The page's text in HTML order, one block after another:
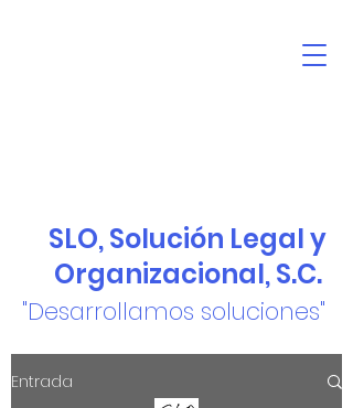
SLO, Solución Legal y
Organizacional, S.C.
"Desarrollamos soluciones"
Entrada